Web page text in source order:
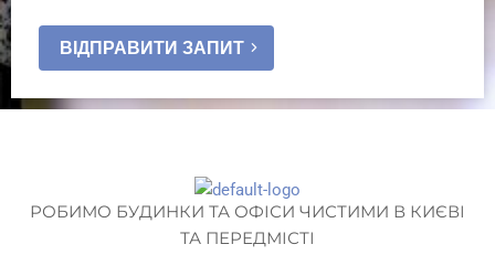
ВІДПРАВИТИ ЗАПИТ
РОБИМО БУДИНКИ ТА ОФІСИ ЧИСТИМИ В КИЄВІ
ТА ПЕРЕДМІСТІ